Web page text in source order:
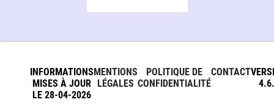
INFORMATIONS
MISES À JOUR
LE 28-04-2026
MENTIONS
LÉGALES
POLITIQUE DE
CONFIDENTIALITÉ
CONTACT